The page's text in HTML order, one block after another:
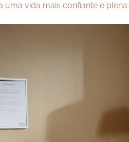
vida mais confiante e plena.